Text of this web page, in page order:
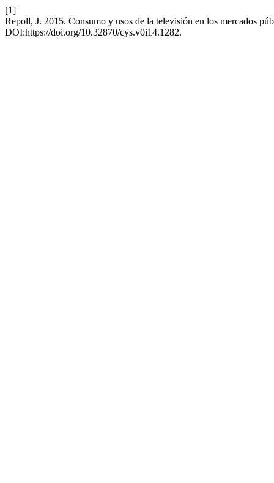
[1]
Repoll, J. 2015. Consumo y usos de la televisión en los mercados
DOI:https://doi.org/10.32870/cys.v0i14.1282.